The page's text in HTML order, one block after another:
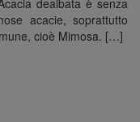
dealbata è senza
acacie, soprattutto
cioè Mimosa. […]